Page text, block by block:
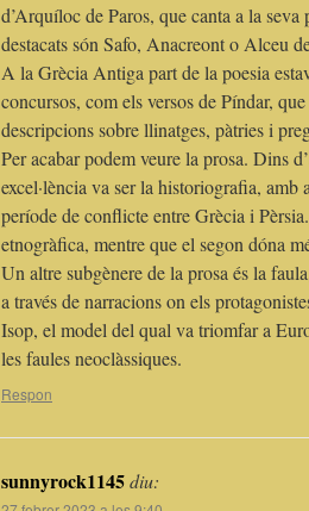
d’Arquíloc de Paros, que canta a la
destacats són Safo, Anacreont o Alceu
A la Grècia Antiga part de la poesia
concursos, com els versos de Píndar,
descripcions sobre llinatges, pàtries i
Per acabar podem veure la prosa. Dins
excel·lència va ser la historiografia,
període de conflicte entre Grècia i
etnogràfica, mentre que el segon dóna
Un altre subgènere de la prosa és la
a través de narracions on els
Isop, el model del qual va triomfar a
les faules neoclàssiques.
Respon
sunnyrock1145diu: